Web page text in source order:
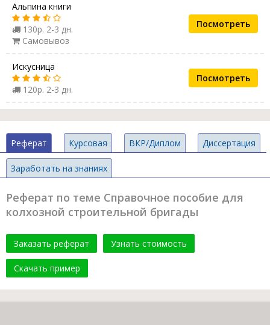
Альпина книги
130р. 2-3 дн.
Самовывоз
Посмотреть
Искусница
120р. 2-3 дн.
Посмотреть
Реферат Курсовая ВКР/Диплом Диссертация
Заработать на знаниях
Реферат по теме Справочное пособие для
колхозной строительной бригады
Заказать реферат Узнать стоимость
Скачать пример